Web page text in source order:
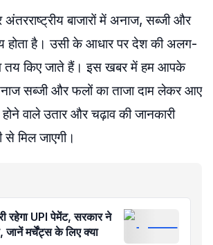
बाजारों में अनाज, सब्जी और
होता है। उसी के आधार पर देश की अलग-
तय किए जाते हैं। इस खबर में हम आपके
सब्जी और फलों का ताजा दाम लेकर आए
वाले उतार और चढ़ाव की जानकारी
मिल जाएगी।
रहेगा UPI पेमेंट, सरकार ने
जानें मर्चेंट्स के लिए क्या